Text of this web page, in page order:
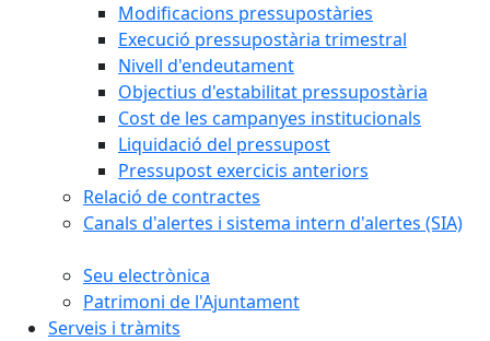
Modificacions pressupostàries
Execució pressupostària trimestral
Nivell d'endeutament
Objectius d'estabilitat pressupostària
Cost de les campanyes institucionals
Liquidació del pressupost
Pressupost exercicis anteriors
Relació de contractes
Canals d'alertes i sistema intern d'alertes (SIA)
Seu electrònica
Patrimoni de l'Ajuntament
Serveis i tràmits